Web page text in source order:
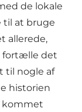
de lokale
til at bruge
allerede,
fortælle det
til nogle af
historien
kommet